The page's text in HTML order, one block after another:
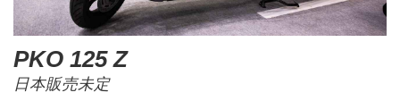
PKO 125 Z
日本販売未定